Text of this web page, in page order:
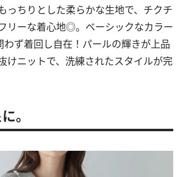
っちりとした柔らかな生地で、チクチ
リーな着心地◎。ベーシックなカラー
わず着回し自在！パールの輝きが上品
けニットで、洗練されたスタイルが完
。